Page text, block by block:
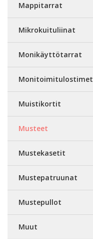
Mappitarrat
Mikrokuituliinat
Monikäyttötarrat
Monitoimitulostimet
Muistikortit
Musteet
Mustekasetit
Mustepatruunat
Mustepullot
Muut